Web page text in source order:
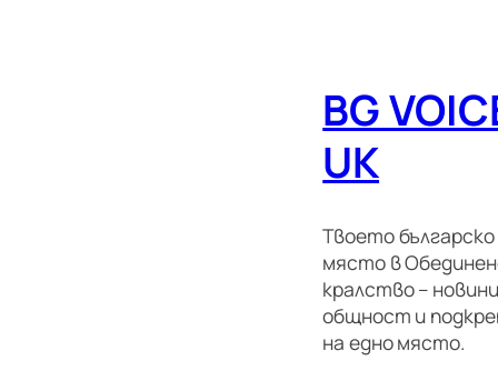
BG
UK
Твоето българско
място в
кралство –
общност и
на едно място.